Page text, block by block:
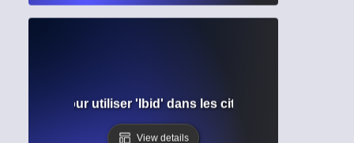
simple pour utiliser 'Ibid' dans les citations
View details